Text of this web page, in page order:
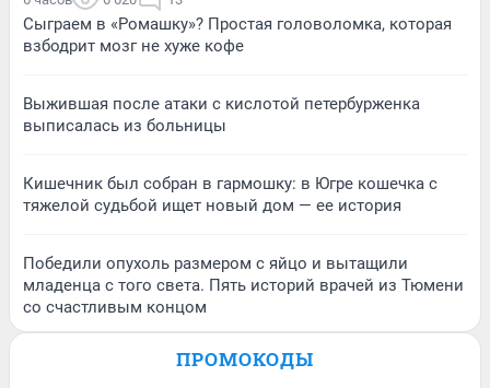
Сыграем в «Ромашку»? Простая головоломка, которая
взбодрит мозг не хуже кофе
Выжившая после атаки с кислотой петербурженка
выписалась из больницы
Кишечник был собран в гармошку: в Югре кошечка с
тяжелой судьбой ищет новый дом — ее история
Победили опухоль размером с яйцо и вытащили
младенца с того света. Пять историй врачей из Тюмени
со счастливым концом
ПРОМОКОДЫ